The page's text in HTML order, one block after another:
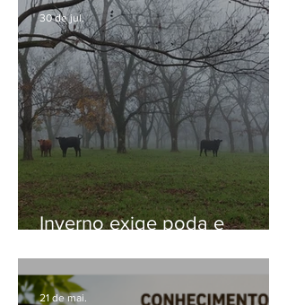
Inverno exige poda e
proteger próxima safra de
noz-pecã
30 de jul.
21 de mai.